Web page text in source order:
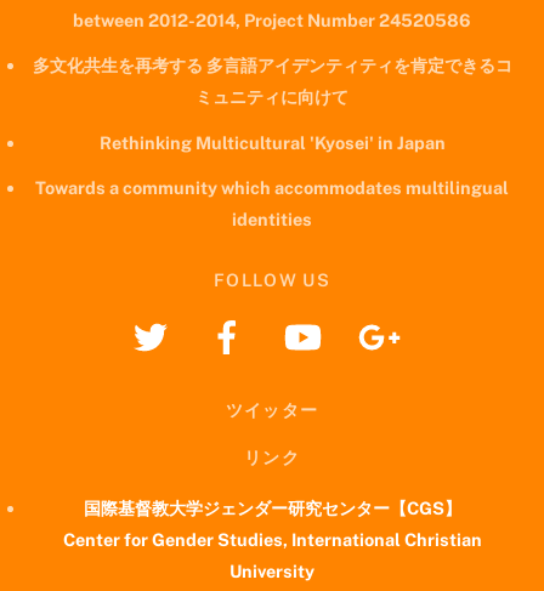
between 2012-2014, Project Number 24520586
多文化共生を再考する 多言語アイデンティティを肯定できるコ
ミュニティに向けて
Rethinking Multicultural 'Kyosei' in Japan
Towards a community which accommodates multilingual
identities
FOLLOW US
ツイッター
リンク
国際基督教大学ジェンダー研究センター【CGS】
Center for Gender Studies, International Christian
University